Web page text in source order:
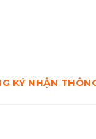
KÝ NHẬN